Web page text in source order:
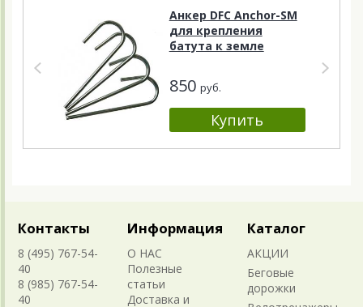
Анкер DFC Anchor-SM
для крепления
батута к земле
850 руб.
Контакты
8 (495) 767-54-
40
8 (985) 767-54-
40
Информация
О НАС
Полезные
статьи
Доставка и
Каталог
АКЦИИ
Беговые
дорожки